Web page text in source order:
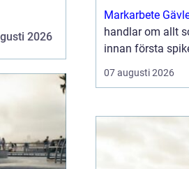
2026
byggprojekt
Markarbete
handlar om allt
innan första
i eller första
betongplattan
grunden för ett
07 augusti 2026